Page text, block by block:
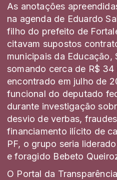
As anotações
na agenda de Eduardo
filho do prefeito de
citavam supostos
municipais da Educação,
somando cerca de R$
encontrado em julho de
funcional do deputado
durante investigação
desvio de verbas,
financiamento ilícito de
PF, o grupo seria
e foragido Bebeto
O Portal da